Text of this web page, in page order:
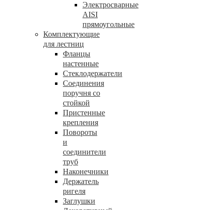
Электросварные
AISI
прямоугольные
Комплектующие
для лестниц
Фланцы
настенные
Стеклодержатели
Соединения
поручня со
стойкой
Пристенные
крепления
Повороты
и
соединители
труб
Наконечники
Держатель
ригеля
Заглушки